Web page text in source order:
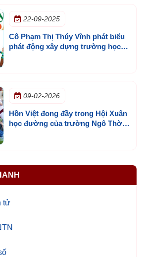
22-09-2025
Cô Phạm Thị Thúy Vĩnh phát biểu
phát động xây dựng trường học
09-02-2026
Hồn Việt đong đầy trong Hội Xuân
học đường của trường Ngô Thời
tử